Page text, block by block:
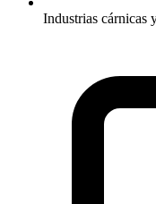
Industrias cárnicas